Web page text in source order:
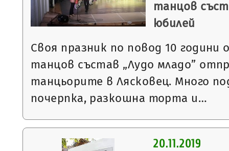
танцов
юбилей
Своя празник по повод 10 години
танцов състав „Лудо младо”
танцьорите в Лясковец. Много
почерпка, разкошна торта и…
20.11.2019